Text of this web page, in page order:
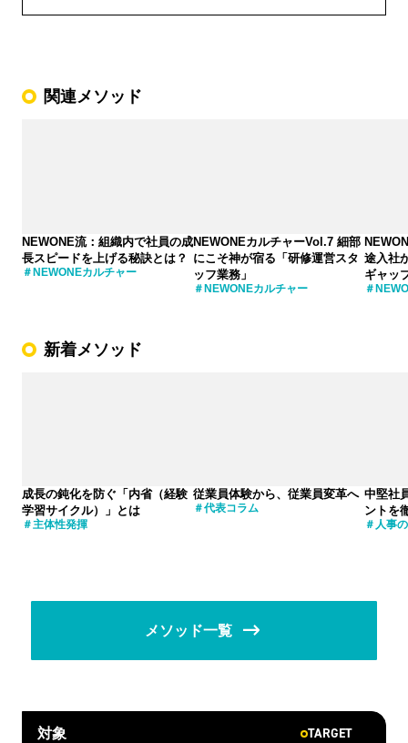
関連メソッド
NEWONE流：組織内で社員の成
長スピードを上げる秘訣とは？
NEWONEカルチャー
NEWONEカルチャーVol.7 細部
にこそ神が宿る「研修運営スタ
ッフ業務」
NEWONEカルチャー
途入社
ギャッ
新着メソッド
成長の鈍化を防ぐ「内省（経験
学習サイクル）」とは
主体性発揮
従業員体験から、従業員変革へ
代表コラム
中堅社
ントを
人事
メソッド一覧
対象 TARGET